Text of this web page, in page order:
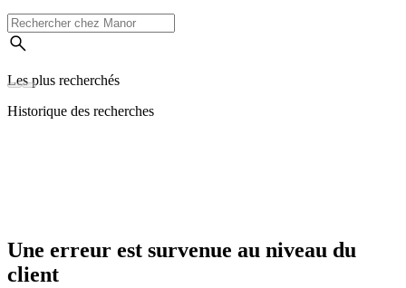
Les plus recherchés
Historique des recherches
Une erreur est survenue au niveau du
client